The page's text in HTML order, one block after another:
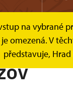
na
omezená. V
představuje,